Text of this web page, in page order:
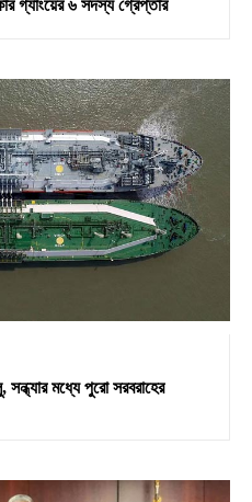
গ্যাংয়ের ৬ সদস্য গ্রেপ্তার
সন্ধ্যার মধ্যে পুরো সরবরাহের